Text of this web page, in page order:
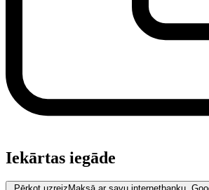
Iekārtas iegāde